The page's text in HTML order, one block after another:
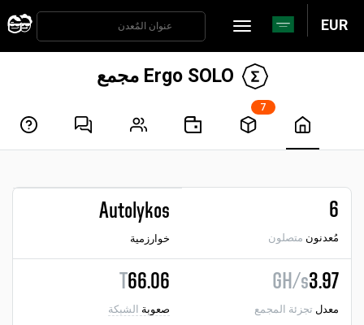
EUR
Ergo SOLO مجمع
7
6
مُعدنون متصلون
Autolykos
خوارزمية
3.97
GH/s
معدل تجزئة المجمع
66.06
T
صعوبة الشبكة